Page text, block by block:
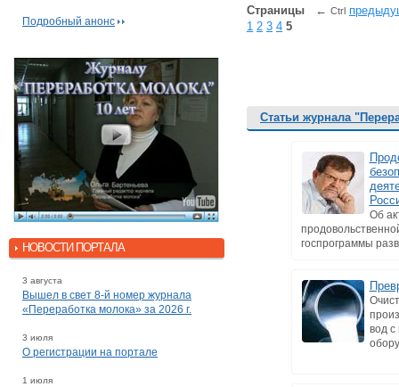
Подробный анонс
НОВОСТИ ПОРТАЛА
3 августа
Вышел в свет 8-й номер журнала
«Переработка молока» за 2026 г.
3 июля
О регистрации на портале
1 июля
Страницы ← Ctrl
1 2 3 4 5
Статьи журнала
Об
госпрограммы
вод с